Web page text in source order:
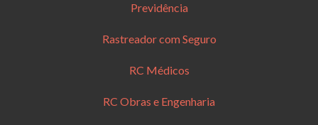
Previdência
Rastreador com Seguro
RC Médicos
RC Obras e Engenharia